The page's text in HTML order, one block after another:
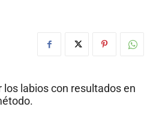
los labios con resultados en